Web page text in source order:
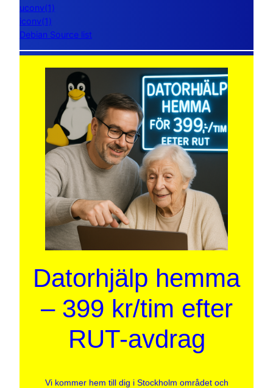
uconv(1)
iconv(1)
Debian Source list
Datorhjälp hemma
– 399 kr/tim efter
RUT-avdrag
Vi kommer hem till dig i Stockholm området och